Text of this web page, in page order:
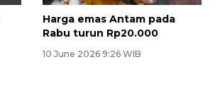
Harga emas Antam pada
Rabu turun Rp20.000
10 June 2026 9:26 WIB